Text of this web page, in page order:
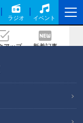
ラジオ イベント
アップ 新着記事
じる…